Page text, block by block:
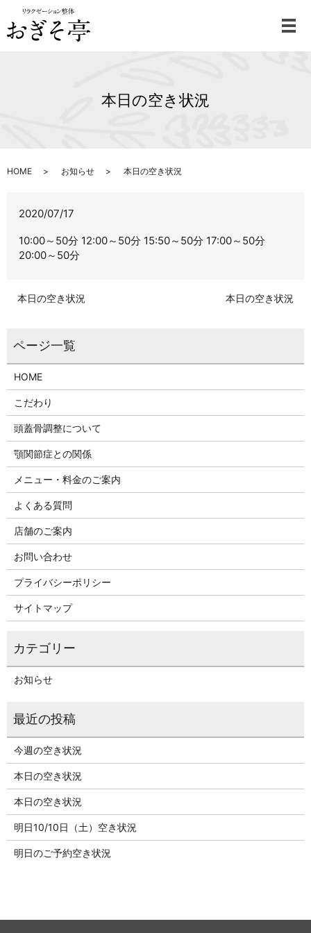
メ
本日の空き状況
HOME お知らせ 本日の空き状況
2020/07/17
10:00～50分 12:00～50分 15:50～50分 17:00～50分
20:00～50分
本日の空き状況 本日の空き状況
HOME
こだわり
頭蓋骨調整について
顎関節症との関係
メニュー・料金のご案内
よくある質問
店舗のご案内
お問い合わせ
プライバシーポリシー
サイトマップ
お知らせ
今週の空き状況
本日の空き状況
本日の空き状況
明日10/10日（土）空き状況
明日のご予約空き状況